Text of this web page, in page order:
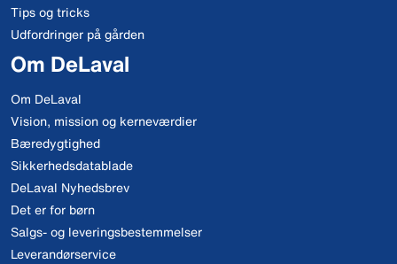
Tips og tricks
Udfordringer på gården
Om DeLaval
Om DeLaval
Vision, mission og kerneværdier
Bæredygtighed
Sikkerhedsdatablade
DeLaval Nyhedsbrev
Det er for børn
Salgs- og leveringsbestemmelser
Leverandørservice